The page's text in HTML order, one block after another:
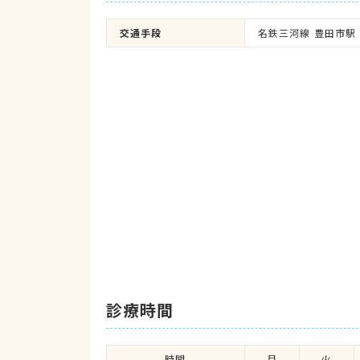
交通手段 名鉄三河線 豊田市駅
診療時間